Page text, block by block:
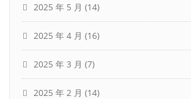
2025 年 5 月 (14)
2025 年 4 月 (16)
2025 年 3 月 (7)
2025 年 2 月 (14)